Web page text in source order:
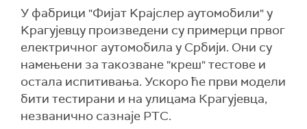
У фабрици "Фијат Kрајслер аутомобили" у
Kрагујевцу произведени су примерци првог
електричног аутомобила у Србији. Они су
намењени за такозване "креш" тестове и
остала испитивања. Ускоро ће први модели
бити тестирани и на улицама Крагујевца,
незванично сазнаје РТС.